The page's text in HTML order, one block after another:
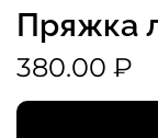
Пряжка
380.00 ₽